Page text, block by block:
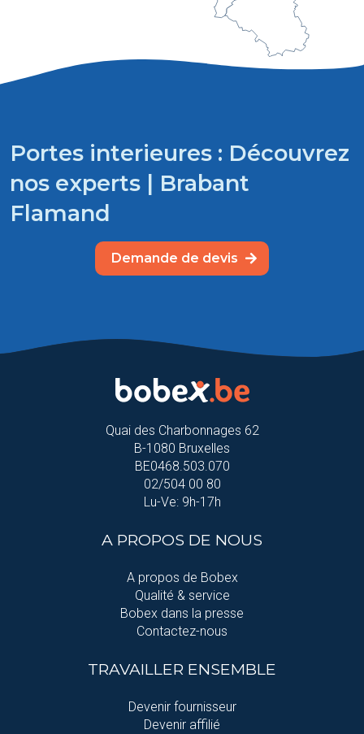
Portes interieures : Découvrez
nos experts | Brabant
Flamand
Demande de devis
Quai des Charbonnages 62
B-1080 Bruxelles
BE0468.503.070
02/504 00 80
Lu-Ve: 9h-17h
A PROPOS DE NOUS
A propos de Bobex
Qualité & service
Bobex dans la presse
Contactez-nous
TRAVAILLER ENSEMBLE
Devenir fournisseur
Devenir affilié